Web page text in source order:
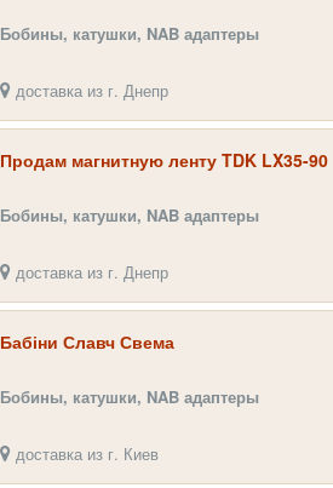
Бобины, катушки, NAB адаптеры
доставка из г. Днепр
Продам магнитную ленту TDK LX35-90
Бобины, катушки, NAB адаптеры
доставка из г. Днепр
Бабіни Славч Свема
Бобины, катушки, NAB адаптеры
доставка из г. Киев